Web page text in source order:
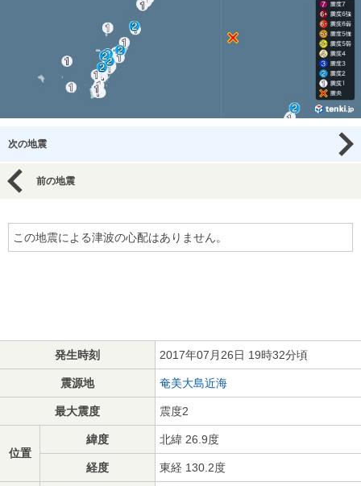
次の地震
前の地震
この地震による津波の心配はありません。
発生時刻 2017年07月26日 19時32分頃
震源地 奄美大島近海
最大震度 震度2
位置
緯度 北緯 26.9度
経度 東経 130.2度